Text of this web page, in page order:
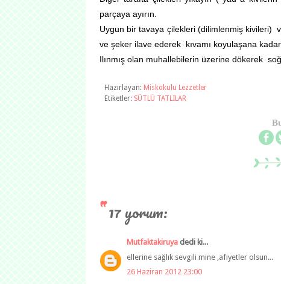
parçaya ayırın.
Uygun bir tavaya çilekleri (dilimlenmiş kivileri)
ve şeker ilave ederek kıvamı koyulaşana kadar
Ilınmış olan muhallebilerin üzerine dökerek
Hazırlayan: Miskokulu Lezzetler
Etiketler: SÜTLÜ TATLILAR
17 yorum:
Mutfaktakiruya dedi ki...
ellerine sağlık sevgili mine ,afiyetler olsun...
26 Haziran 2012 23:00